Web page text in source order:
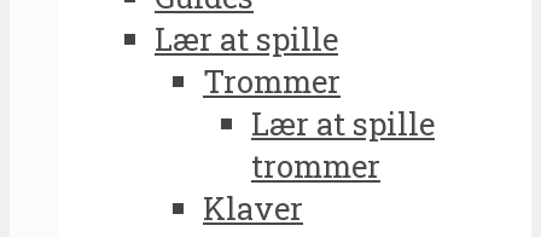
Lær at spille
Trommer
Lær at spille
trommer
Klaver